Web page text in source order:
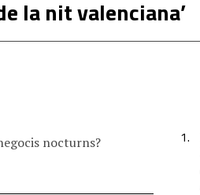
la nit valenciana’
nocturns?